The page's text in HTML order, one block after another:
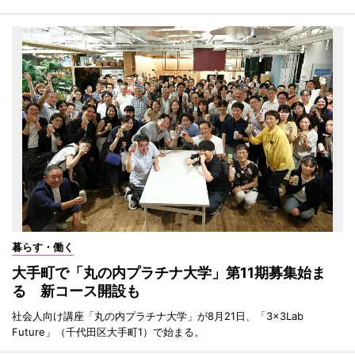
暮らす・働く
大手町で「丸の内プラチナ大学」第11期募集始ま
る 新コース開設も
社会人向け講座「丸の内プラチナ大学」が8月21日、「3×3Lab
Future」（千代田区大手町1）で始まる。